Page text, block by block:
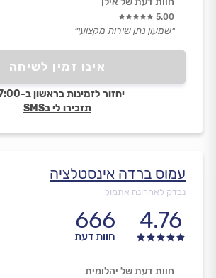
אינו זמין לשיחה
יחזור לזמינות בראשון ב-07:00
תזכירו לי בSMS
5.00
״שמעון נתן שירות מקצועי״
עמוס ברדה אינסטלציה
נבדק לאחרונה אתמול
4.76
666
חוות דעת
חוות דעת של יהלומית